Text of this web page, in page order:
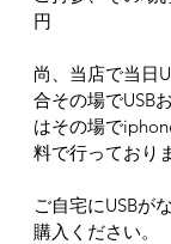
円
尚、当店で当日
合その場でUSB
はその場で
料で行っており
ご自宅にUSBが
購入ください。